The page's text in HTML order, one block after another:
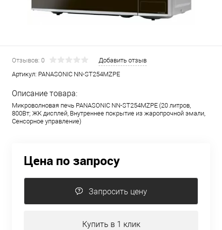
Отзывов: 0
Добавить отзыв
Артикул: PANASONIC NN-ST254MZPE
Описание товара:
Микроволновая печь PANASONIC NN-ST254MZPE (20 литров,
800Вт; ЖК дисплей, Внутреннее покрытие из жаропрочной эмали,
Сенсорное управление)
Цена по запросу
Запросить цену
Купить в 1 клик